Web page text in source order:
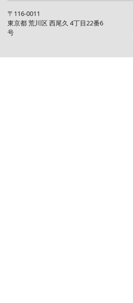
〒116-0011
東京都 荒川区 西尾久 4丁目22番6
号